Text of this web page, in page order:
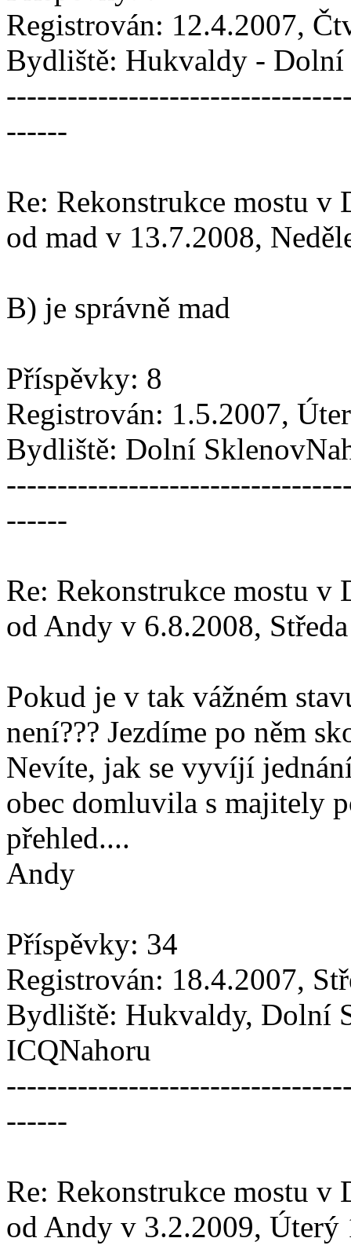
Registrován: 12.4.2007,
Bydliště: Hukvaldy - Dolní
------
Re: Rekonstrukce mostu v
od mad v 13.7.2008,
B) je správně mad
Příspěvky: 8
Registrován: 1.5.2007,
Bydliště: Dolní
------
Re: Rekonstrukce mostu v
od Andy v 6.8.2008,
Pokud je v tak vážném
není??? Jezdíme po něm
Nevíte, jak se vyvíjí
obec domluvila s majitely
přehled....
Andy
Příspěvky: 34
Registrován: 18.4.2007,
Bydliště: Hukvaldy, Dolní
ICQNahoru
------
Re: Rekonstrukce mostu v
od Andy v 3.2.2009, Úterý